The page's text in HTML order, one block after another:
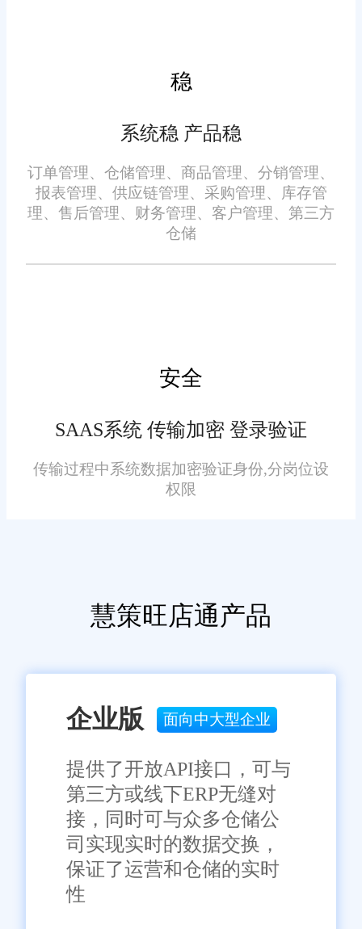
解市场需求、客户偏好和竞争态
经营策略。这种基于数据的决策
理仓库，优化业务流程，提升市
场竞争力。
五、优质服务，保障运行
旺店通软件拥有专业的技术
团队和客服团队，为企业提供全
方位的技术支持和售后服务。无
论在使用过程中遇到何种问题，
企业都能得到及时的解答和帮
质的服务与支持增强了客户的信
期发展。
在奉贤区，旺店通软件已经
显著的成效。这些成功案例不仅
证明了旺店通软件在仓库管理方
面的卓越性能，还为企业带来了
的智能化和高效化。
综上所述，奉贤区企业在仓
库管理方面选择旺店通软件是一
质的服务，在奉贤区企业中赢得
了广泛的认可和赞誉。通过引入
旺店通软件，企业可以实现仓库
管理的高效化、智能化和精细
化，提高运营效率，降低运营成
本，增强市场竞争力。在未来的
发展中，旺店通将继续携手奉贤
区的企业，共同迎接更加高效、
免责声明：本网站尽可能确保发布信息的准确性与可靠性，但不能
保证其完全无误，请您在阅读本网站内容时自行判断真实性，本网
站对于您因信赖该信息引起的损失概不负责。本网站发布的部分内
容，包括但不限于文字、图片、标识、广告、商标、域名等，除特
别标明外，均来源于网络，知识产权归原作者或原出处所有。任何
稳
系统稳 产品稳
订单管理、仓储管理、商品管理、分销管理、
报表管理、供应链管理、采购管理、库存管
理、售后管理、财务管理、客户管理、第三方
仓储
安全
SAAS系统 传输加密 登录验证
传输过程中系统数据加密验证身份,分岗位设
权限
慧策旺店通产品
企业版 面向中大型企业
提供了开放API接口，可与
第三方或线下ERP无缝对
接，同时可与众多仓储公
司实现实时的数据交换，
保证了运营和仓储的实时
性